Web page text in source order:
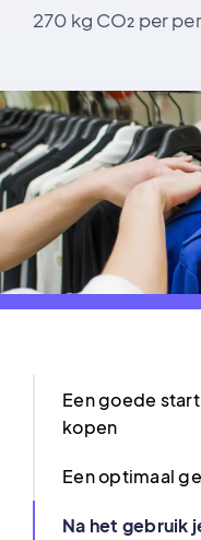
270 kg CO₂ per
Een goede
kopen
Een optimaal
Na het gebruik